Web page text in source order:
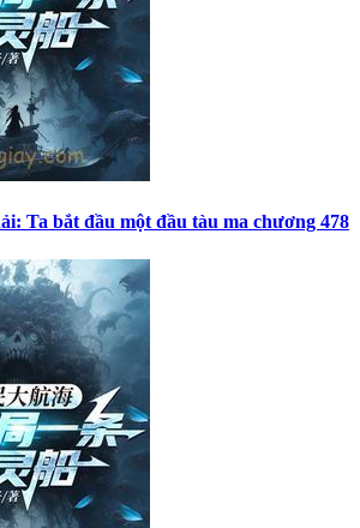
Ta bắt đầu một đầu tàu ma chương 478